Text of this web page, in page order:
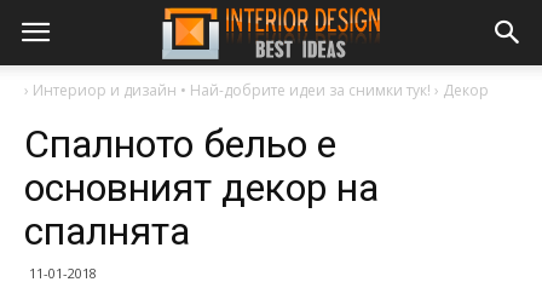
› Интериор и дизайн • Най-добрите идеи за снимки тук! › Декор
Спалното бельо е
основният декор на
спалнята
11-01-2018